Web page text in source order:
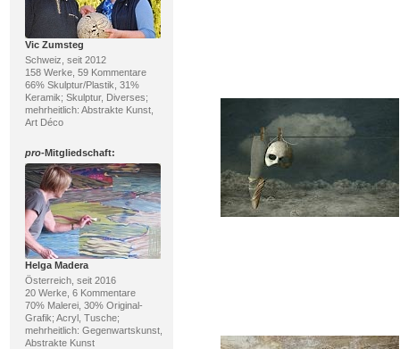
Vic Zumsteg
Schweiz, seit 2012
158 Werke, 59 Kommentare
66% Skulptur/Plastik, 31%
Keramik; Skulptur, Diverses;
mehrheitlich: Abstrakte Kunst,
Art Déco
pro-Mitgliedschaft:
Helga Madera
Österreich, seit 2016
20 Werke, 6 Kommentare
70% Malerei, 30% Original-
Grafik; Acryl, Tusche;
mehrheitlich: Gegenwartskunst,
Abstrakte Kunst